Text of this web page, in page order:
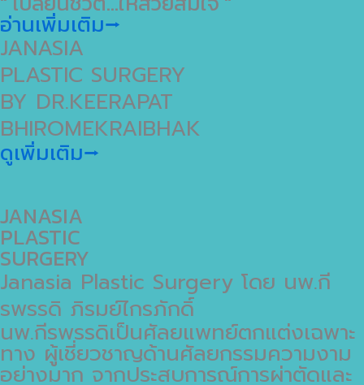
อ่านเพิ่มเติม⭢
JANASIA
PLASTIC SURGERY
BY DR.KEERAPAT
BHIROMEKRAIBHAK
ดูเพิ่มเติม⭢
JANASIA
PLASTIC
SURGERY
Janasia Plastic Surgery โดย นพ.กี
รพรรดิ ภิรมย์ไกรภักดิ์
นพ.กีรพรรดิเป็นศัลยแพทย์ตกแต่งเฉพาะ
ทาง ผู้เชี่ยวชาญด้านศัลยกรรมความงาม
อย่างมาก จากประสบการณ์การผ่าตัดและ